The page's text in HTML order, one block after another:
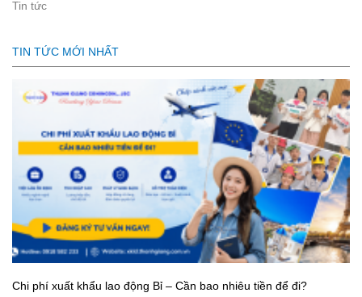
Tin tức
TIN TỨC MỚI NHẤT
Chi phí xuất khẩu lao động Bỉ – Cần bao nhiêu tiền để đi?